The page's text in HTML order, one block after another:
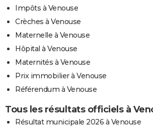
Impôts à Venouse
Crèches à Venouse
Maternelle à Venouse
Hôpital à Venouse
Maternités à Venouse
Prix immobilier à Venouse
Référendum à Venouse
Tous les résultats officiels à
Résultat municipale 2026 à Venouse